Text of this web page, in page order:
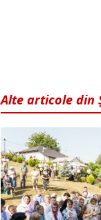
Alte articole din